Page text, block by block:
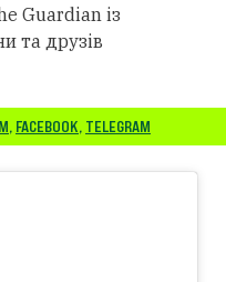
Guardian із
та друзів
, FACEBOOK, TELEGRAM